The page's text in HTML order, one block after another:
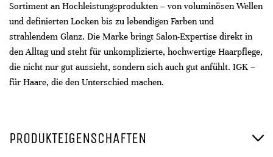
Sortiment an Hochleistungsprodukten – von voluminösen Wellen
und definierten Locken bis zu lebendigen Farben und
strahlendem Glanz. Die Marke bringt Salon-Expertise direkt in
den Alltag und steht für unkomplizierte, hochwertige Haarpflege,
die nicht nur gut aussieht, sondern sich auch gut anfühlt. IGK –
für Haare, die den Unterschied machen.
PRODUKTEIGENSCHAFTEN